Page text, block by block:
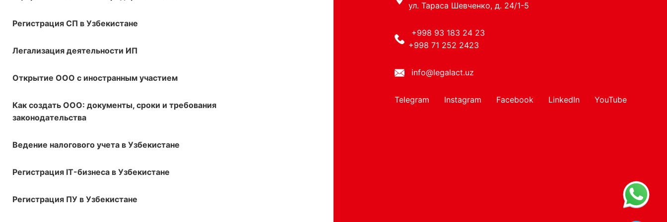
Регистрация СП в Узбекистане
Легализация деятельности ИП
Открытие ООО с иностранным участием
Как создать ООО: документы, сроки и требования
законодательства
Ведение налогового учета в Узбекистане
Регистрация IT-бизнеса в Узбекистане
Регистрация ПУ в Узбекистане
ул. Тараса Шевченко, д. 24/1-5
+998 93 183 24 23
+998 71 252 2423
info@legalact.uz
Telegram Instagram Facebook LinkedIn YouTube